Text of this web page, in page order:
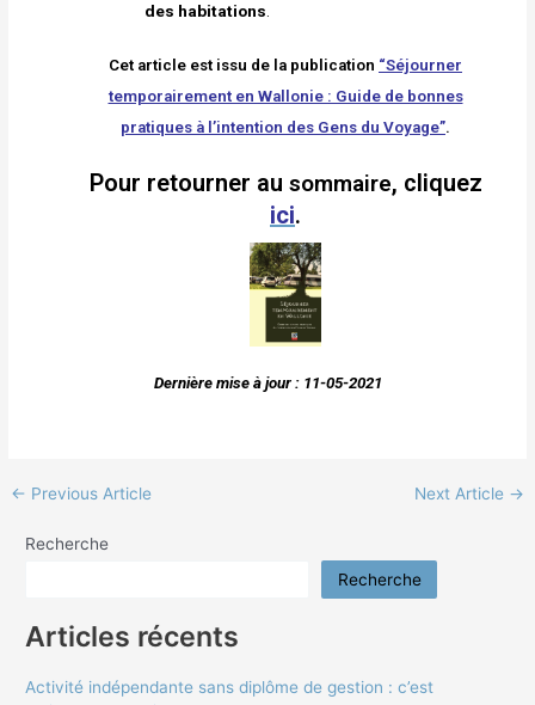
des habitations.
Cet article est issu de la publication “Séjourner
temporairement en Wallonie : Guide de bonnes
pratiques à l’intention des Gens du Voyage”.
Pour retourner au sommaire, cliquez
ici.
Dernière mise à jour : 11-05-2021
← Previous Article Next Article →
Recherche
Recherche
Articles récents
Activité indépendante sans diplôme de gestion : c’est